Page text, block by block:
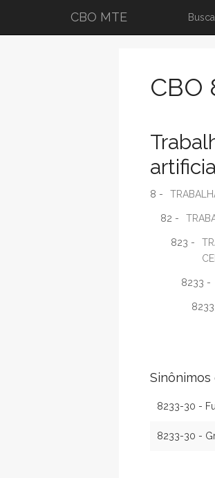
CBO MTE
CBO
8 -
82 -
823 -
8233 -
Sinônimos
8233-30 -
8233-30 -